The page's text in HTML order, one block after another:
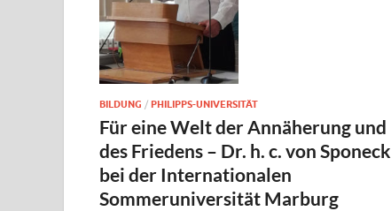
BILDUNG / PHILIPPS-UNIVERSITÄT
Für eine Welt der Annäherung und
des Friedens – Dr. h. c. von Sponeck
bei der Internationalen
Sommeruniversität Marburg